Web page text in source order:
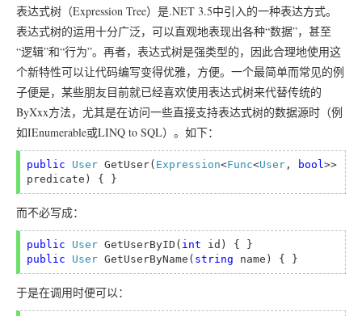
表达式树（Expression Tree）是.NET 3.5中引入的一种表达方式。
表达式树的运用十分广泛，可以直观地表现出各种“数据”，甚至
“逻辑”和“行为”。再者，表达式树是强类型的，因此合理地使用这
个新特性可以让代码编写变得优雅，方便。一个最简单而常见的例
子便是，某些朋友目前就已经喜欢使用表达式树来代替传统的
ByXxx方法，尤其是在访问一些直接支持表达式树的数据源时（例
如IEnumerable或LINQ to SQL）。如下：
public User GetUser( Expression<Func<User , bool>>
而不必写成：
public User GetUserByID( int
public User GetUserByName( string
于是在调用时便可以：